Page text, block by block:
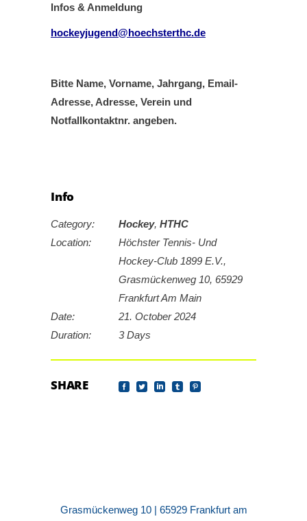
Infos & Anmeldung
hockeyjugend@hoechsterthc.de
Bitte Name, Vorname, Jahrgang, Email-
Adresse, Adresse, Verein und
Notfallkontaktnr. angeben.
Info
Category: Hockey, HTHC
Location:
Höchster Tennis- Und
Hockey-Club 1899 E.V.,
Grasmückenweg 10, 65929
Frankfurt Am Main
Date:
21. October 2024
Duration:
3 Days
SHARE
Grasmückenweg 10 | 65929 Frankfurt am